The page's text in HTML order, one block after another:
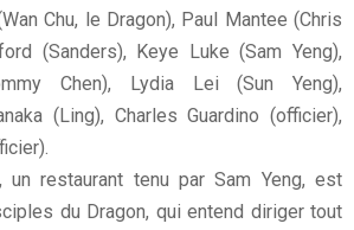
Chu, le Dragon), Paul Mantee (Chris
(Sanders), Keye Luke (Sam Yeng),
Chen), Lydia Lei (Sun Yeng),
(Ling), Charles Guardino (officier),
un restaurant tenu par Sam Yeng, est
du Dragon, qui entend diriger tout